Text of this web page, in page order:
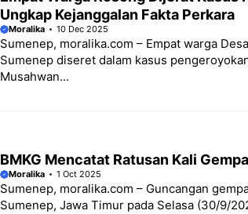
Ungkap Kejanggalan Fakta Perkara
Moralika 10 Dec 2025
Sumenep, moralika.com – Empat warga
Sumenep diseret dalam kasus
Musahwan...
BMKG Mencatat Ratusan Kali
Moralika 1 Oct 2025
Sumenep, moralika.com – Guncangan
Sumenep, Jawa Timur pada Selasa (30/9/